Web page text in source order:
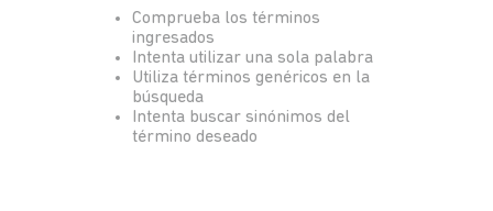
Comprueba los términos
ingresados
Intenta utilizar una sola palabra
Utiliza términos genéricos en la
búsqueda
Intenta buscar sinónimos del
término deseado